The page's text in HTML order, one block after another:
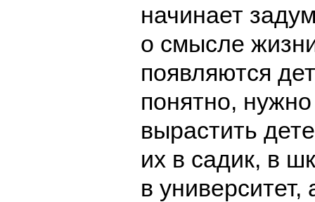
начинает
о смысле
появляются
понятно,
вырастить
их в садик, в
в